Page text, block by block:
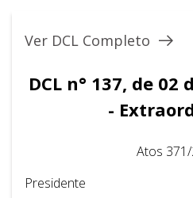
Ver DCL Completo
DCL n° 137, de 02
-
Atos
Presidente